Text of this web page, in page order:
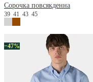
Сорочка повсякденна
39 41 43 45
−47%